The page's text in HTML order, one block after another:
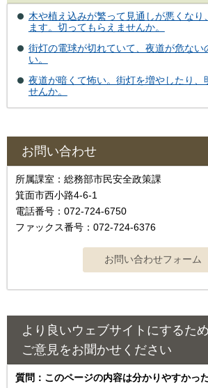
木や植え込みが繁って見通しが悪くなり
ます。切ってもらえませんか。
街灯の電球が切れていて、夜道が危ない
い。
夜道が暗くて怖い。街灯を増やしたり、
せんか。
お問い合わせ
所属課室：総務部市民安全政策課
箕面市西小路4‐6‐1
電話番号：072-724-6750
ファックス番号：072-724-6376
より良いウェブサイトにするた
ご意見をお聞かせください
質問：このページの内容は分かりやすかっ